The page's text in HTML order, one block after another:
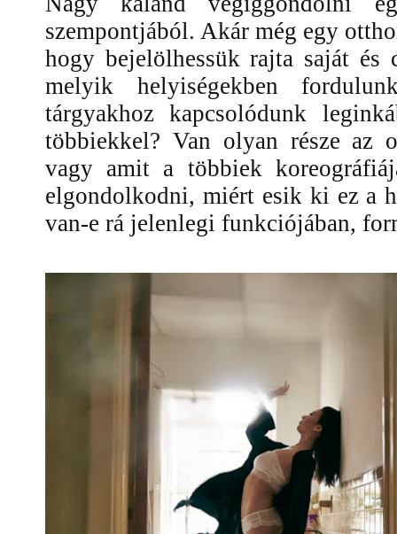
szempontjából. Akár még egy
hogy bejelölhessük rajta saját és
melyik helyiségekben
tárgyakhoz kapcsolódunk
többiekkel? Van olyan része az
vagy amit a többiek
elgondolkodni, miért esik ki ez a
van-e rá jelenlegi funkciójában,